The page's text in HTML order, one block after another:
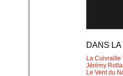
DANS
La Cuivraille
Jérémy
Le Vent du